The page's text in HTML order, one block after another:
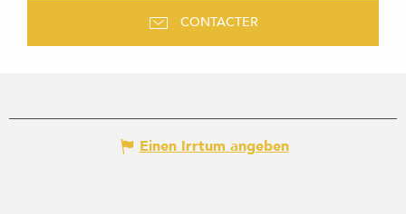
CONTACTER
Einen Irrtum angeben